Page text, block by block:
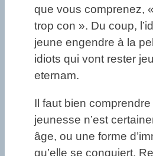
que vous comprenez,
trop con ». Du coup,
jeune engendre à la
idiots qui vont rester
eternam.
Il faut bien
jeunesse n’est
âge, ou une forme
qu’elle se conquiert.